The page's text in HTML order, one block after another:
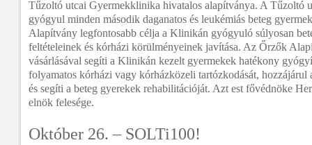
Tűzoltó utcai Gyermekklinika hivatalos alapítványa. A Tűzoltó
gyógyul minden második daganatos és leukémiás beteg
Alapítvány legfontosabb célja a Klinikán gyógyuló súlyosan
feltételeinek és kórházi körülményeinek javítása. Az Őrzők
vásárlásával segíti a Klinikán kezelt gyermekek hatékony
folyamatos kórházi vagy kórházközeli tartózkodását, hozzájárul
és segíti a beteg gyerekek rehabilitációját. Azt est fővédnöke
elnök felesége.
Október 26. – SOLTi100!